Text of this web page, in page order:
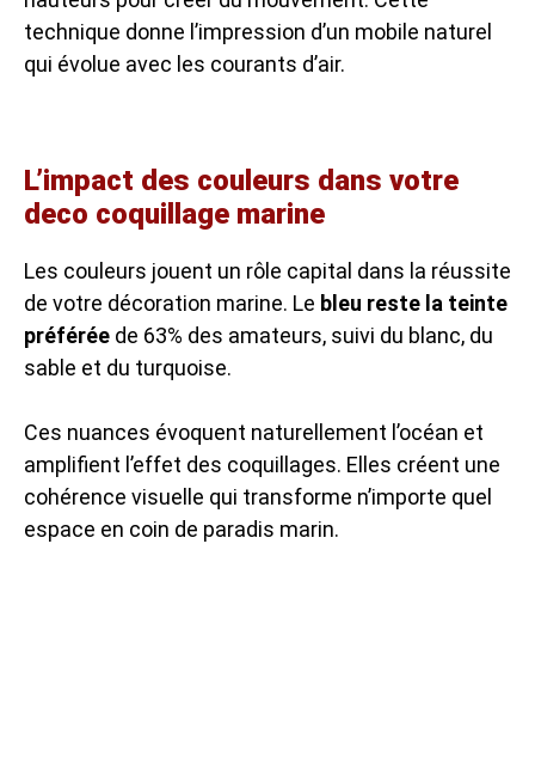
technique donne l’impression d’un mobile naturel
qui évolue avec les courants d’air.
L’impact des couleurs dans votre
deco coquillage marine
Les couleurs jouent un rôle capital dans la réussite
de votre décoration marine. Le bleu reste la teinte
préférée de 63% des amateurs, suivi du blanc, du
sable et du turquoise.
Ces nuances évoquent naturellement l’océan et
amplifient l’effet des coquillages. Elles créent une
cohérence visuelle qui transforme n’importe quel
espace en coin de paradis marin.